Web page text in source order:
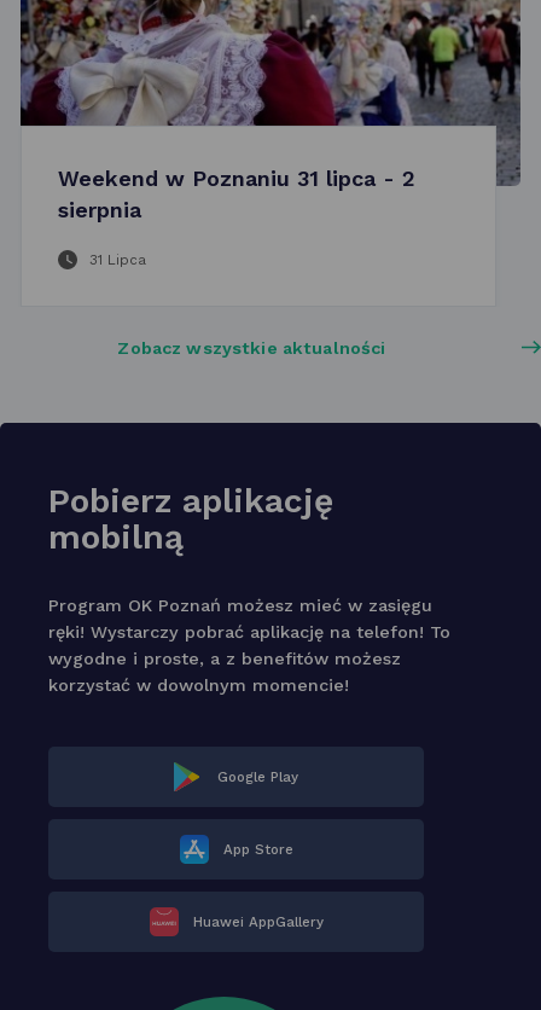
Weekend w Poznaniu 31 lipca - 2
sierpnia
31 Lipca
Zobacz wszystkie aktualności
Pobierz aplikację
mobilną
Program OK Poznań możesz mieć w zasięgu
ręki! Wystarczy pobrać aplikację na telefon! To
wygodne i proste, a z benefitów możesz
korzystać w dowolnym momencie!
Google Play
App Store
Huawei AppGallery